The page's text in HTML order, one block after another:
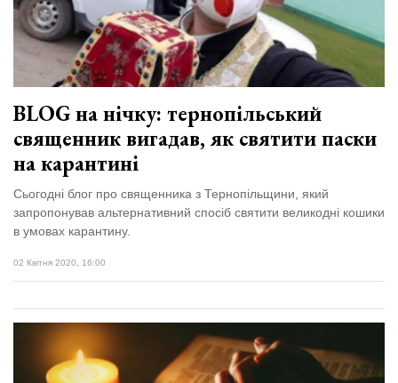
BLOG на нічку: тернопільський
священник вигадав, як святити паски
на карантині
Сьогодні блог про священника з Тернопільщини, який
запропонував альтернативний спосіб святити великодні кошики
в умовах карантину.
02 Квітня 2020, 16:00